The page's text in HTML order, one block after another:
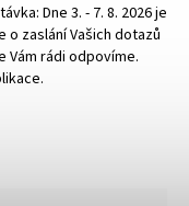
Dne 3. - 7. 8. 2026 je
zaslání Vašich dotazů
Vám rádi odpovíme.